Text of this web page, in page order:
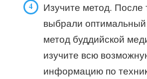
Изучите метод. После
выбрали
метод буддийской
изучите всю
информацию по